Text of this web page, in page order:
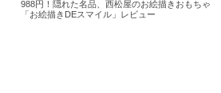
988円！隠れた名品、西松屋のお絵描きおもちゃ
「お絵描きDEスマイル」レビュー